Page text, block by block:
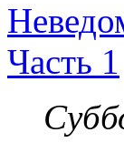
Часть 1